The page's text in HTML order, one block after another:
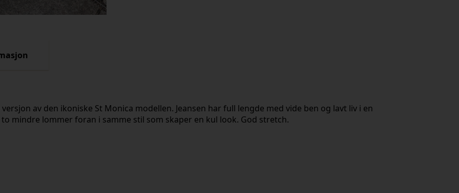
av den ikoniske St Monica modellen. Jeansen har full lengde med vide ben og lavt liv i en
mindre lommer foran i samme stil som skaper en kul look. God stretch.